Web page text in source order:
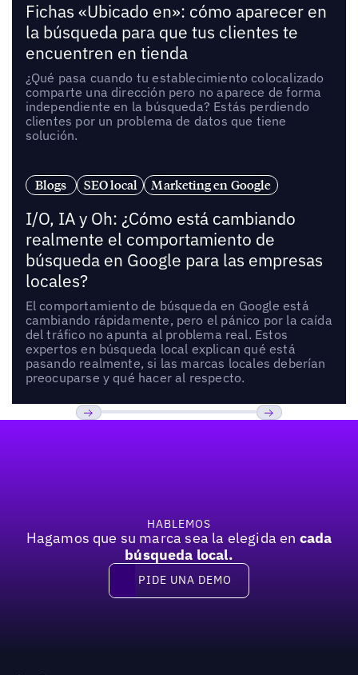
Fichas «Ubicado en»: cómo aparecer en
la búsqueda para que tus clientes te
encuentren en tienda
¿Qué pasa cuando tu establecimiento colocalizado
comparte una dirección pero no aparece de forma
independiente en la búsqueda? Estás perdiendo
clientes por un problema de datos que tiene
solución.
Blogs SEO local Marketing en Google
I/O, IA y Oh: ¿Cómo está cambiando
realmente el comportamiento de
búsqueda en Google para las empresas
locales?
El comportamiento de búsqueda en Google está
cambiando rápidamente, pero el pánico por la caída
del tráfico no apunta al problema real. Estos
expertos en búsqueda local explican qué está
pasando realmente, si las marcas locales deberían
preocuparse y qué hacer al respecto.
HABLEMOS
Hagamos que su marca sea la elegida en cada
búsqueda local.
Pide una demo
PIDE UNA DEMO